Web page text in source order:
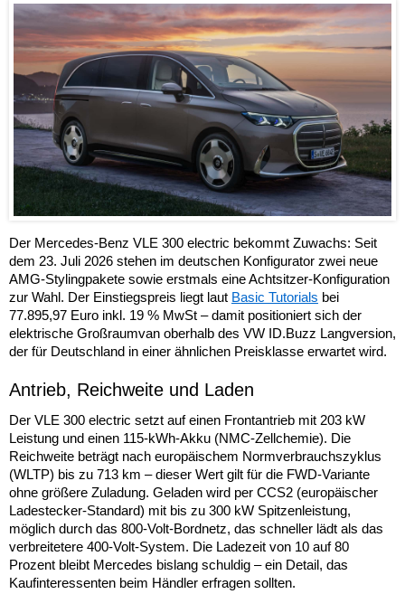
Der Mercedes-Benz VLE 300 electric bekommt Zuwachs: Seit
dem 23. Juli 2026 stehen im deutschen Konfigurator zwei neue
AMG-Stylingpakete sowie erstmals eine Achtsitzer-Konfiguration
zur Wahl. Der Einstiegspreis liegt laut Basic Tutorials bei
77.895,97 Euro inkl. 19 % MwSt – damit positioniert sich der
elektrische Großraumvan oberhalb des VW ID.Buzz Langversion,
der für Deutschland in einer ähnlichen Preisklasse erwartet wird.
Antrieb, Reichweite und Laden
Der VLE 300 electric setzt auf einen Frontantrieb mit 203 kW
Leistung und einen 115-kWh-Akku (NMC-Zellchemie). Die
Reichweite beträgt nach europäischem Normverbrauchszyklus
(WLTP) bis zu 713 km – dieser Wert gilt für die FWD-Variante
ohne größere Zuladung. Geladen wird per CCS2 (europäischer
Ladestecker-Standard) mit bis zu 300 kW Spitzenleistung,
möglich durch das 800-Volt-Bordnetz, das schneller lädt als das
verbreitetere 400-Volt-System. Die Ladezeit von 10 auf 80
Prozent bleibt Mercedes bislang schuldig – ein Detail, das
Kaufinteressenten beim Händler erfragen sollten.